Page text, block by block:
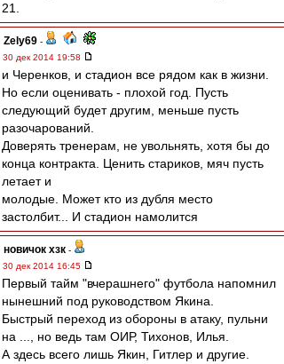
21.
Zely69 -
30 дек 2014 19:58
и Черенков, и стадион все рядом как в жизни.
Но если оценивать - плохой год. Пусть
следующий будет другим, меньше пусть
разочарований.
Доверять тренерам, не увольнять, хотя бы до
конца контракта. Ценить стариков, мяч пусть
летает и
молодые. Может кто из дубля место
застолбит... И стадион намолится
новичок хзк -
30 дек 2014 16:45
Первый тайм "вчерашнего" футбола напомнил
нынешний под руководством Якина.
Быстрый переход из обороны в атаку, пульни
на ..., но ведь там ОИР, Тихонов, Илья.
А здесь всего лишь Якин, Гитлер и другие.